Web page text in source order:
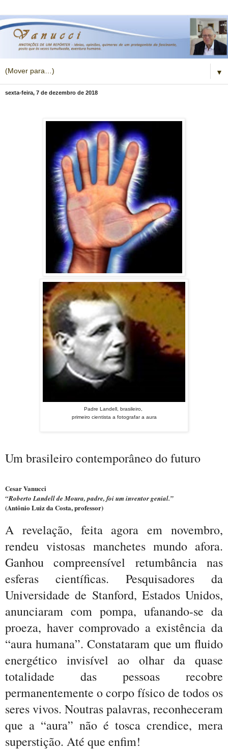
▼
sexta-feira, 7 de dezembro de 2018
Padre Landell, brasileiro,
primeiro cientista a fotografar a aura
Um brasileiro contemporâneo do futuro
Cesar Vanucci
“Roberto Landell de Moura, padre, foi um inventor genial.”
(Antônio Luiz da Costa, professor)
A revelação, feita agora em novembro,
rendeu vistosas manchetes mundo afora.
Ganhou compreensível retumbância nas
esferas científicas. Pesquisadores da
Universidade de Stanford, Estados Unidos,
anunciaram com pompa, ufanando-se da
proeza, haver comprovado a existência da
“aura humana”. Constataram que um fluido
energético invisível ao olhar da quase
totalidade das pessoas recobre
permanentemente o corpo físico de todos os
seres vivos. Noutras palavras, reconheceram
que a “aura” não é tosca crendice, mera
superstição. Até que enfim!